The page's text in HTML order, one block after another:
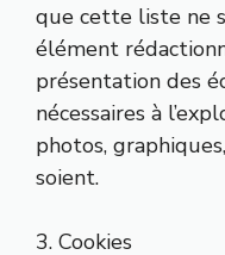
que cette liste ne
élément
présentation des
nécessaires à
photos,
soient.
3. Cookies